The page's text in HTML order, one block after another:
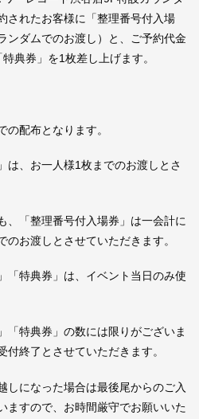
されたお客様に「整理番号付入場
ンダムでのお渡し）と、ご予約代金
典券」を1枚差し上げます。
配布となります。
は、お一人様1枚までのお渡しとさ
、「整理番号付入場券」は一会計に
のお渡しとさせていただきます。
「特典券」は、イベント当日のみ使
「特典券」の数には限りがございま
付終了とさせていただきます。
しになった場合は最後尾からのご入
ますので、お時間厳守でお願いいた